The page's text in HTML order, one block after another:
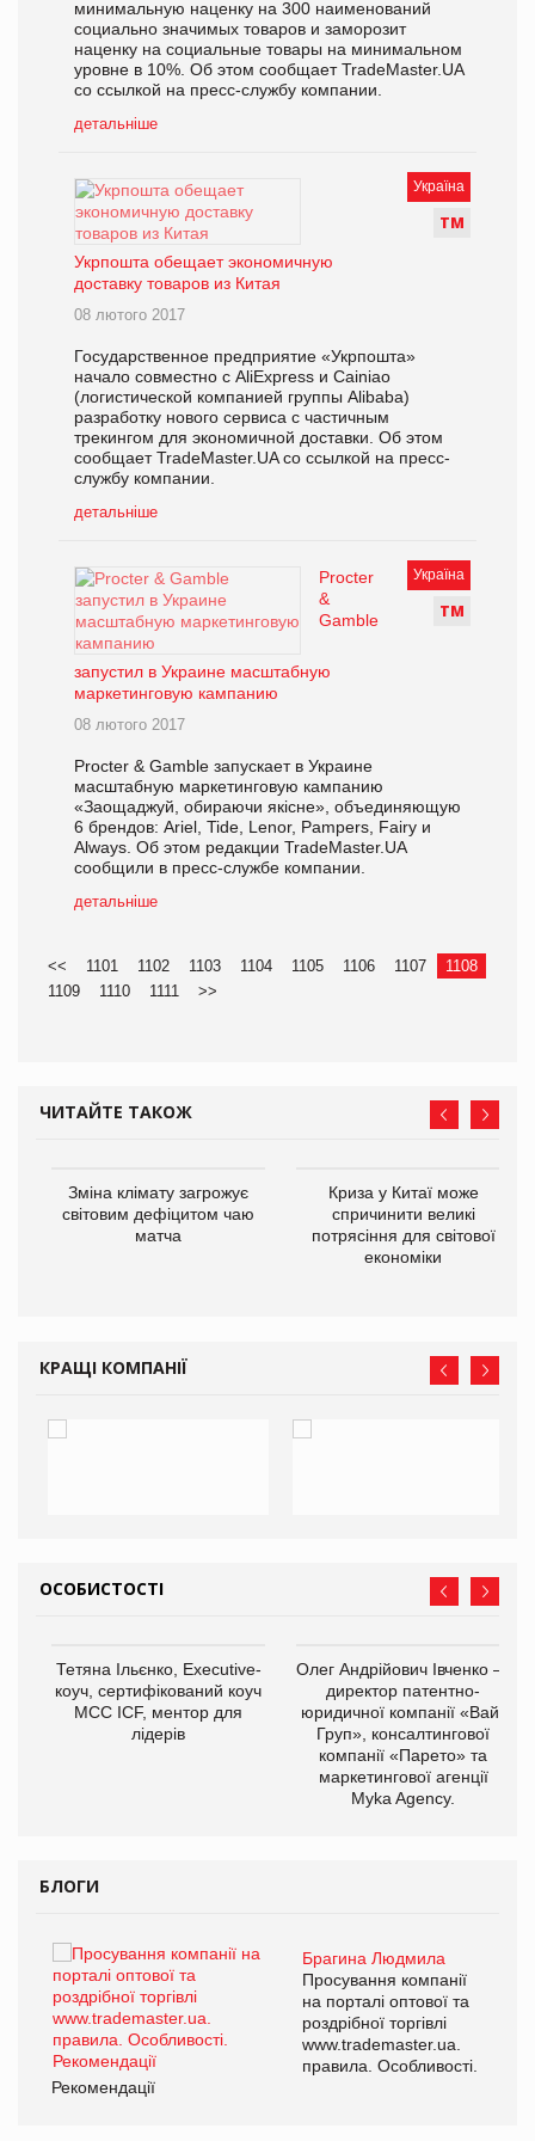
минимальную наценку на 300 наименований
социально значимых товаров и заморозит
наценку на социальные товары на минимальном
уровне в 10%. Об этом сообщает TradeMaster.UA
со ссылкой на пресс-службу компании.
детальніше
Україна
ТМ
Укрпошта обещает экономичную
доставку товаров из Китая
08 лютого 2017
Государственное предприятие «Укрпошта»
начало совместно с AliExpress и Сainiao
(логистической компанией группы Alibaba)
разработку нового сервиса с частичным
трекингом для экономичной доставки. Об этом
сообщает TradeMaster.UA со ссылкой на пресс-
службу компании.
детальніше
Україна
ТМ
Procter
&
Gamble
запустил в Украине масштабную
маркетинговую кампанию
08 лютого 2017
Procter & Gamble запускает в Украине
масштабную маркетинговую кампанию
«Заощаджуй, обираючи якісне», объединяющую
6 брендов: Ariel, Tide, Lenor, Pampers, Fairy и
Always. Об этом редакции TradeMaster.UA
сообщили в пресс-службе компании.
детальніше
<< 1101 1102 1103 1104 1105 1106 1107
1108
1109
1110 1111 >>
ЧИТАЙТЕ ТАКОЖ
Зміна клімату загрожує
світовим дефіцитом чаю
матча
Криза у Китаї може
спричинити великі
потрясіння для світової
економіки
КРАЩІ КОМПАНІЇ
ОСОБИСТОСТІ
Тетяна Ільєнко, Executive-
коуч, сертифікований коуч
МСС ICF, ментор для
лідерів
Олег Андрійович Івченко —
директор патентно-
юридичної компанії «Вайз
Груп», консалтингової
компанії «Парето» та
маркетингової агенції
Myka Agency.
БЛОГИ
Брагина Людмила
Просування компанії
на порталі оптової та
роздрібної торгівлі
www.trademaster.ua.
правила. Особливості.
Рекомендації